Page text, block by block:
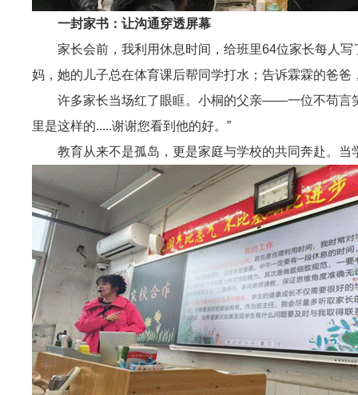
一封家书：让沟通穿透屏幕
家长会前，我利用休息时间，给班里64位家长每人
妈，她的儿子总在体育课后帮同学打水；告诉霖霖的爸
许多家长当场红了眼眶。小桐的父亲——一位不苟言
里是这样的.....谢谢您看到他的好。”
教育从来不是孤岛，更是家庭与学校的共同奔赴。